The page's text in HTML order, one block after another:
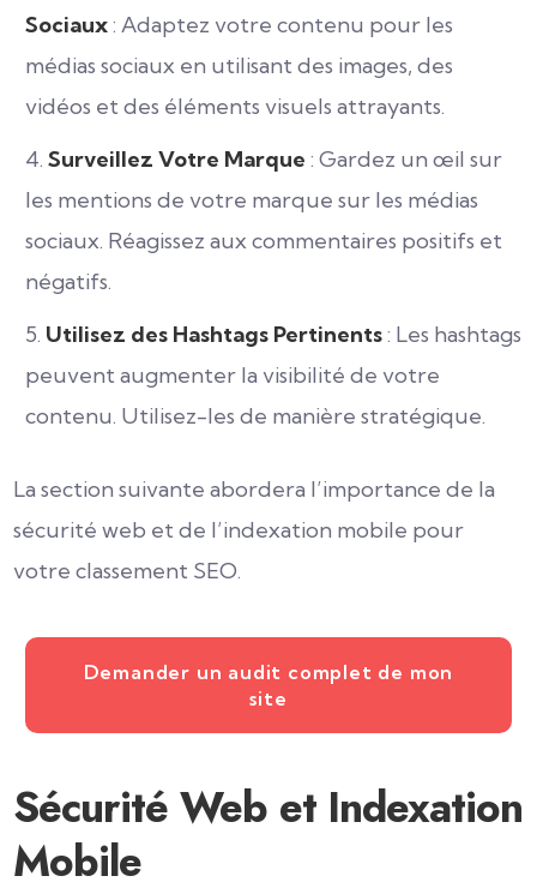
Sociaux: Adaptez votre contenu pour les
médias sociaux en utilisant des images, des
vidéos et des éléments visuels attrayants.
Surveillez Votre Marque : Gardez un œil sur
les mentions de votre marque sur les médias
sociaux. Réagissez aux commentaires positifs et
négatifs.
Utilisez des Hashtags Pertinents: Les hashtags
peuvent augmenter la visibilité de votre
contenu. Utilisez-les de manière stratégique.
La section suivante abordera l’importance de la
sécurité web et de l’indexation mobile pour
votre classement SEO.
Demander un audit complet de mon
site
Sécurité Web et Indexation
Mobile